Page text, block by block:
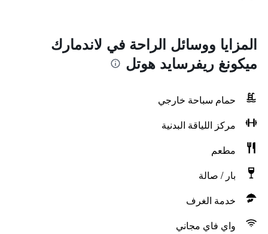
المزايا ووسائل الراحة في لاندمارك
ميكونغ ريفرسايد هوتل
حمام سباحة خارجي
مركز اللياقة البدنية
مطعم
بار / صالة
خدمة الغرف
واي فاي مجاني